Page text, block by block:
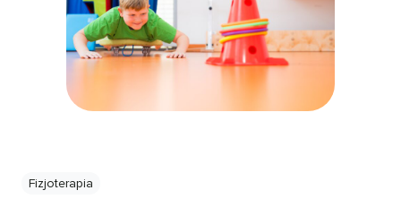
Fizjoterapia